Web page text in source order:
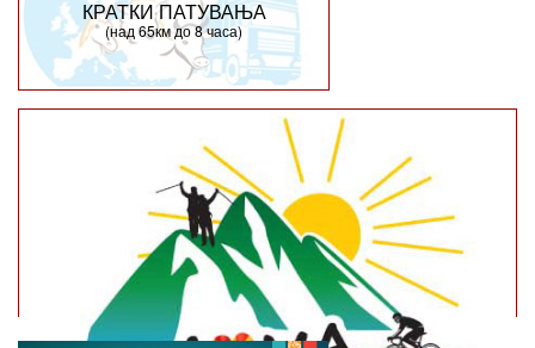
КРАТКИ ПАТУВАЊА
(над 65км до 8 часа)